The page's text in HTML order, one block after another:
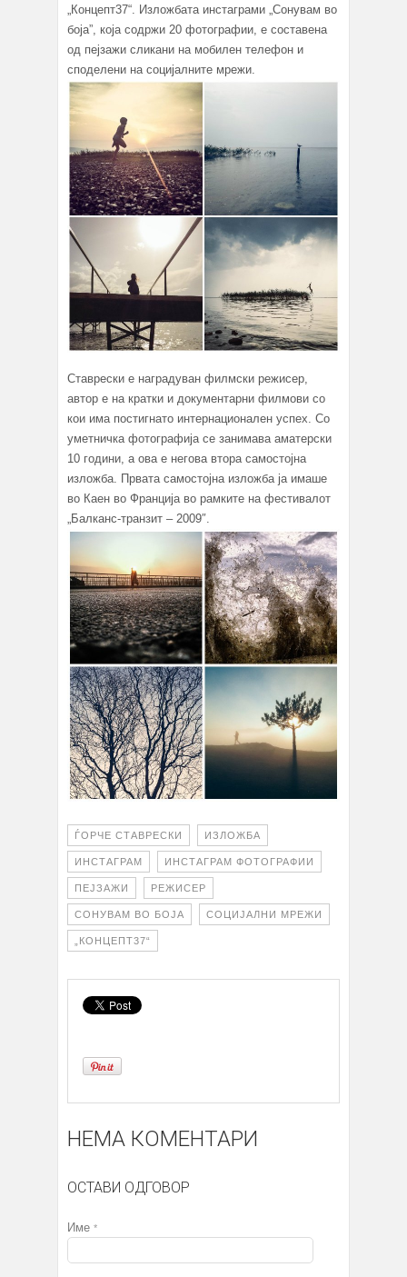
„Концепт37“. Изложбата инстаграми „Сонувам во
боја”, која содржи 20 фотографии, е составена
од пејзажи сликани на мобилен телефон и
споделени на социјалните мрежи.
Ставрески е наградуван филмски режисер,
автор е на кратки и документарни филмови со
кои има постигнато интернационален успех. Со
уметничка фотографија се занимава аматерски
10 години, а ова е негова втора самостојна
изложба. Првата самостојна изложба ја имаше
во Каен во Франција во рамките на фестивалот
„Балканс-транзит – 2009″.
ЃОРЧЕ СТАВРЕСКИ ИЗЛОЖБА
ИНСТАГРАМ ИНСТАГРАМ ФОТОГРАФИИ
ПЕЈЗАЖИ РЕЖИСЕР
СОНУВАМ ВО БОЈА СОЦИЈАЛНИ МРЕЖИ
„КОНЦЕПТ37“
НЕМА КОМЕНТАРИ
ОСТАВИ ОДГОВОР
Име *